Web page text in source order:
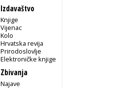
Izdavaštvo
Knjige
Vijenac
Kolo
Hrvatska revija
Prirodoslovlje
Elektroničke knjige
Zbivanja
Najave